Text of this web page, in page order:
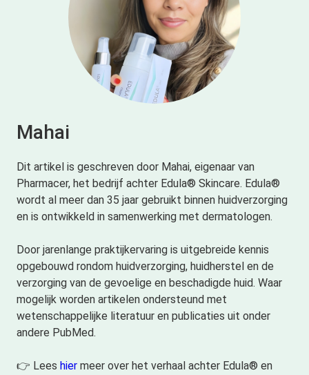
Mahai
Dit artikel is geschreven door Mahai, eigenaar van
Pharmacer, het bedrijf achter Edula® Skincare. Edula®
wordt al meer dan 35 jaar gebruikt binnen huidverzorging
en is ontwikkeld in samenwerking met dermatologen.
Door jarenlange praktijkervaring is uitgebreide kennis
opgebouwd rondom huidverzorging, huidherstel en de
verzorging van de gevoelige en beschadigde huid. Waar
mogelijk worden artikelen ondersteund met
wetenschappelijke literatuur en publicaties uit onder
andere PubMed.
👉 Lees hier meer over het verhaal achter Edula® en